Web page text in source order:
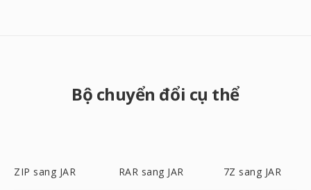
Bộ chuyển đổi cụ thể
ZIP sang JAR RAR sang JAR 7Z sang JAR